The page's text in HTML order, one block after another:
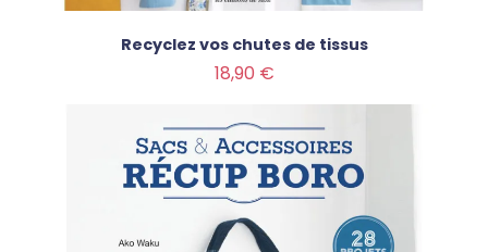
Recyclez vos chutes de tissus
18,90 €